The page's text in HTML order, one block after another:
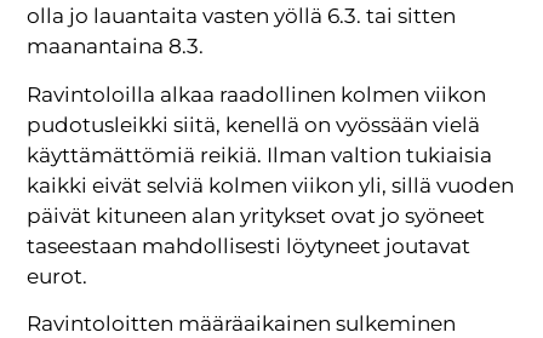
olla jo lauantaita vasten yöllä 6.3. tai sitten
maanantaina 8.3.
Ravintoloilla alkaa raadollinen kolmen viikon
pudotusleikki siitä, kenellä on vyössään vielä
käyttämättömiä reikiä. Ilman valtion tukiaisia
kaikki eivät selviä kolmen viikon yli, sillä vuoden
päivät kituneen alan yritykset ovat jo syöneet
taseestaan mahdollisesti löytyneet joutavat
eurot.
Ravintoloitten määräaikainen sulkeminen